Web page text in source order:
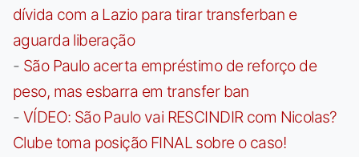
dívida com a Lazio para tirar transferban e
aguarda liberação
- São Paulo acerta empréstimo de reforço de
peso, mas esbarra em transfer ban
- VÍDEO: São Paulo vai RESCINDIR com Nicolas?
Clube toma posição FINAL sobre o caso!